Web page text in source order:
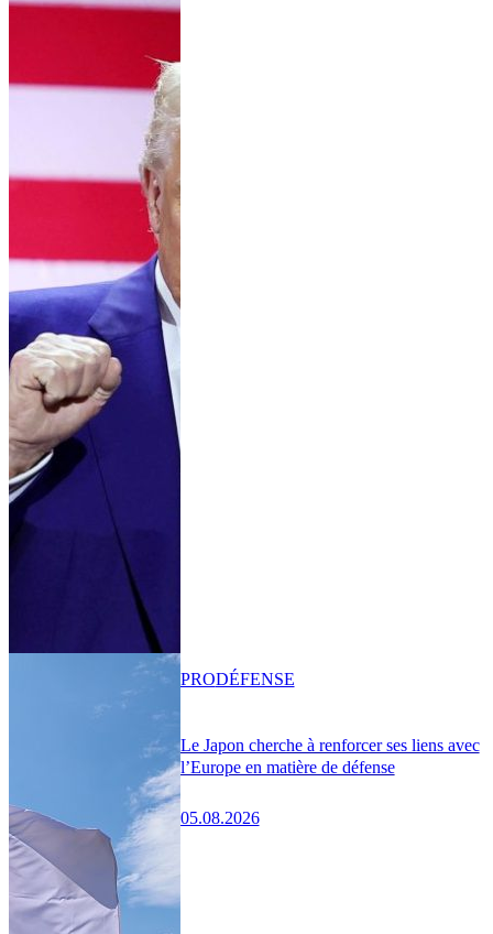
Le Japon cherche à renforcer ses liens avec
l’Europe en matière de défense
05.08.2026
PRODÉFENSE